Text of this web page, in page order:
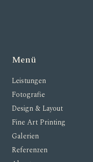
Menü
Leistungen
Fotografie
Design & Layout
Fine Art Printing
Galerien
Referenzen